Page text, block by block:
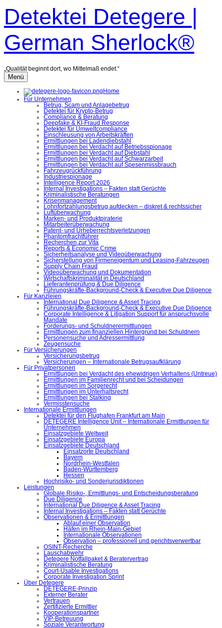
Inhalt
überspringen
Detektei Detegere |
German Sherlock®
„Qualität beginnt dort, wo Mittelmaß endet.“
Menü
Home
Für Unternehmen
Betrug, Scam und Anlagebetrug
Detektei für Krypto-Betrug
Compliance & Beratung
Deepfake & KI-Fraud Response
Detektei für Umweltcompliance
Einschleusung von Arbeitskräften
Ermittlungen bei Ladendiebstahl
Ermittlungen bei Verdacht auf Betriebsspionage
Ermittlungen bei Verdacht auf Diebstahl
Ermittlungen bei Verdacht auf Schwarzarbeit
Ermittlungen bei Verdacht auf Spesenmissbrauch
Fahrzeugrückführung
Industriespionage
Intelligence Report 2026
Internal Investigations – Fakten statt Gerüchte
Kriminalistische Beratungen
Krisenmanagement
Lohnfortzahlungsbetrug aufdecken – diskret & rechtssicher
Luftüberwachung
Marken- und Produktpiraterie
Mitarbeiterüberwachung
Patent- und Urheberrechtsverletzungen
Phantomfrachtführer
Recherchen zur Vita
Reports & Economic Crime
Sicherheitsanalyse und Videoüberwachung
Sicherstellung von Firmeneigentum und Leasing-Fahrzeugen
Supply Chain Fraud
Videoüberwachung und Dokumentation
Wirtschaftskriminalität in Deutschland
Lieferantenprüfung & Due Diligence
Führungskräfte-Background-Check & Executive Due Diligence
Für Kanzleien
International Due Diligence & Asset Tracing
Führungskräfte-Background-Check & Executive Due Diligence
Corporate Intelligence & Litigation Support für anspruchsvolle
Mandate
Forderungs- und Schuldnerermittlungen
Ermittlungen zum finanziellen Hintergrund bei Schuldnern
Personensuche und Adressermittlung
Zeugensuche
Für Versicherungen
Versicherungsbetrug
Versicherungen – Internationale Betrugsaufklärung
Für Privatpersonen
Ermittlungen bei Verdacht des ehewidrigen Verhaltens (Untreue)
Ermittlungen im Familienrecht und bei Scheidungen
Ermittlungen im Sorgerecht
Ermittlungen im Unterhaltsrecht
Ermittlungen bei Stalking
Vermisstensuche
Internationale Ermittlungen
Detektei für den Flughafen Frankfurt am Main
DETEGERE Intelligence Unit – Internationale Ermittlungen für
Unternehmen
Einsatzgebiete Weltweit
Einsatzgebiete Europa
Einsatzgebiete Deutschland
Einsatzorte Deutschland
Bayern
Nordrhein-Westfalen
Baden-Württemberg
Hessen
Hochrisiko- und Sonderjurisdiktionen
Leistungen
Globale Risiko-, Ermittlungs- und Entscheidungsberatung
Due Diligence
International Due Diligence & Asset Tracing
Internal Investigations – Fakten statt Gerüchte
Observationen & Ermittlungen
Ablauf einer Observation
Häfen im Rhein-Main-Gebiet
Internationale Observationen
Observation – professionell und gerichtsverwertbar
OSINT-Recherche
Lauschabwehr
Detegere Notfallpaket & Beratervertrag
Kriminalistische Beratung
Court-Usable Investigations
Corporate Investigation Sprint
Über Detegere
DETEGERE-Prinzip
Externer Berater
Vertrauen
Zertifizierte Ermittler
Kooperationspartner
VIP-Betreuung
Soziale Verantwortung